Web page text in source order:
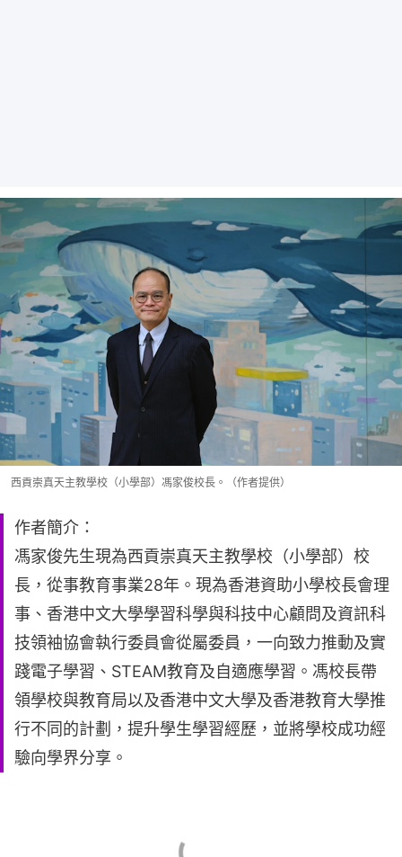
西貢崇真天主教學校（小學部）馮家俊校長。（作者提供）
作者簡介：
馮家俊先生現為西貢崇真天主教學校（小學部）校
長，從事教育事業28年。現為香港資助小學校長會理
事、香港中文大學學習科學與科技中心顧問及資訊科
技領袖協會執行委員會從屬委員，一向致力推動及實
踐電子學習、STEAM教育及自適應學習。馮校長帶
領學校與教育局以及香港中文大學及香港教育大學推
行不同的計劃，提升學生學習經歷，並將學校成功經
驗向學界分享。